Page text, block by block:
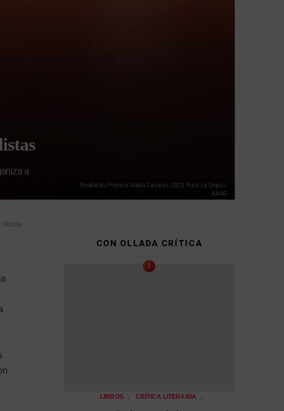
a
Finalistas Premios María Casares 2023. Foto: La Diapo /
AAAG
Vistas
CON OLLADA CRÍTICA
LIBROS CRÍTICA LITERARIA